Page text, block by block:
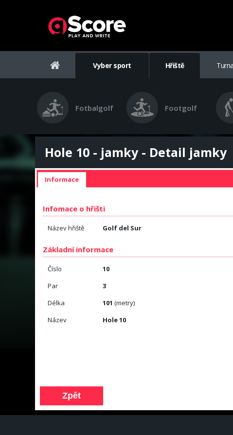
Vyber sport Hřiště
Fotbalgolf Footgolf
Hole 10 - jamky - Detail jamky
Informace
Infomace o hřišti
Název hřiště Golf del Sur
Základní informace
Číslo
10
Par
3
Délka
101 (metry)
Název
Hole 10